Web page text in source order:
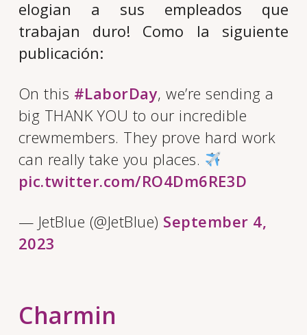
elogian a sus empleados que
trabajan duro! Como la siguiente
publicación:
On this #LaborDay, we’re sending a
big THANK YOU to our incredible
crewmembers. They prove hard work
can really take you places.
pic.twitter.com/RO4Dm6RE3D
— JetBlue (@JetBlue) September 4,
2023
Charmin